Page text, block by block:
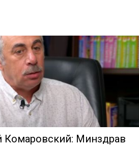
Комаровский: Минздрав